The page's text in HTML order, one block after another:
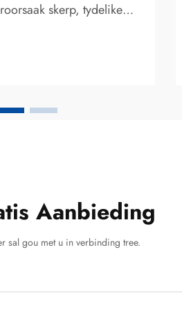
skerp, tydelike
drank. Terwyl
Aanbieding
sal gou met u in verbinding tree.